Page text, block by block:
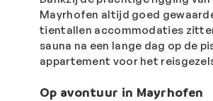
Mayrhofen altijd goed
tientallen accommodaties
sauna na een lange dag op de
appartement voor het
Op avontuur in Mayrhofen